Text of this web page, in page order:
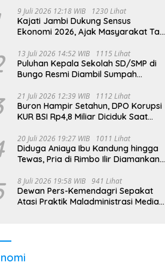
9 Juli 2026 12:18 WIB 1230 Lihat
Kajati Jambi Dukung Sensus
Ekonomi 2026, Ajak Masyarakat Tak
13 Juli 2026 14:52 WIB 1115 Lihat
Puluhan Kepala Sekolah SD/SMP di
Bungo Resmi Diambil Sumpah
21 Juli 2026 12:39 WIB 1112 Lihat
Buron Hampir Setahun, DPO Korupsi
KUR BSI Rp4,8 Miliar Diciduk Saat
20 Juli 2026 19:27 WIB 1011 Lihat
Diduga Aniaya Ibu Kandung hingga
Tewas, Pria di Rimbo Ilir Diamankan
8 Juli 2026 19:58 WIB 941 Lihat
Dewan Pers-Kemendagri Sepakat
Atasi Praktik Maladministrasi Media